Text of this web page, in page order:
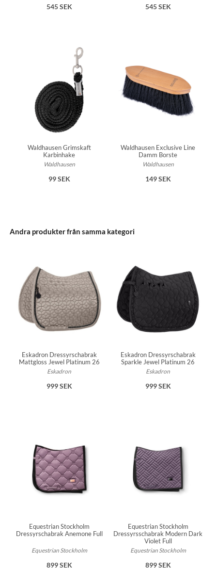
545 SEK 545 SEK
Waldhausen Grimskaft
Karbinhake
Waldhausen
99 SEK
Waldhausen Exclusive Line
Damm Borste
Waldhausen
149 SEK
Andra produkter från samma kategori
Eskadron Dressyrschabrak
Mattgloss Jewel Platinum 26
Eskadron
999 SEK
Eskadron Dressyrschabrak
Sparkle Jewel Platinum 26
Eskadron
999 SEK
Equestrian Stockholm
Dressyrschabrak Anemone Full
Equestrian Stockholm
899 SEK
Equestrian Stockholm
Dressyrsschabrak Modern Dark
Violet Full
Equestrian Stockholm
899 SEK